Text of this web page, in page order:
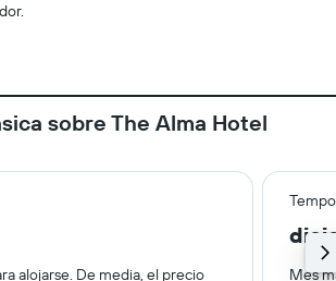
sobre The Alma Hotel
alojarse. De media, el precio Mes